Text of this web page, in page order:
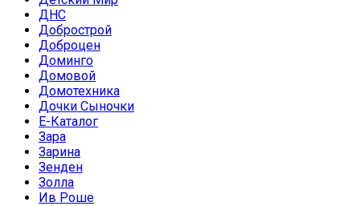
ДНС
Добрострой
Доброцен
Доминго
Домовой
Домотехника
Дочки Сыночки
Е-Каталог
Зара
Зарина
Зенден
Золла
Ив Роше